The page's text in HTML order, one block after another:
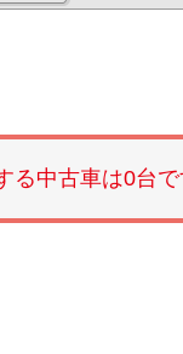
る中古車は0台